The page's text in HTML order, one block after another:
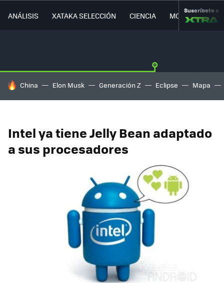
ANÁLISIS XATAKA SELECCIÓN CIENCIA MOVILIDAD
Suscríbete a
HOY SE HABLA DE
China Elon Musk Generación Z Eclipse Mapa
Intel ya tiene Jelly Bean adaptado
a sus procesadores